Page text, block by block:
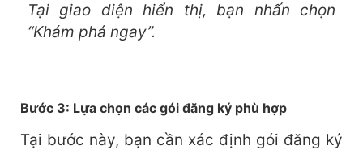
Tại giao diện hiển thị, bạn nhấn chọn
“Khám phá ngay”.
Bước 3: Lựa chọn các gói đăng ký phù hợp
Tại bước này, bạn cần xác định gói đăng ký